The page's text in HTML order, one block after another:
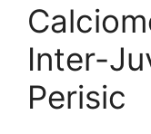
Inter-
Perisic